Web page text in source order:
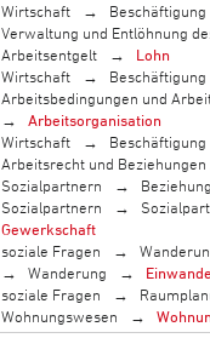
Wirtschaft
Verwaltung und Entlöhnung
Arbeitsentgelt
Lohn
Wirtschaft
Arbeitsbedingungen und
Arbeitsorganisation
Wirtschaft
Arbeitsrecht und Beziehungen
Sozialpartnern
Sozialpartnern
Gewerkschaft
soziale Fragen
Wanderung
soziale Fragen
Wohnungswesen